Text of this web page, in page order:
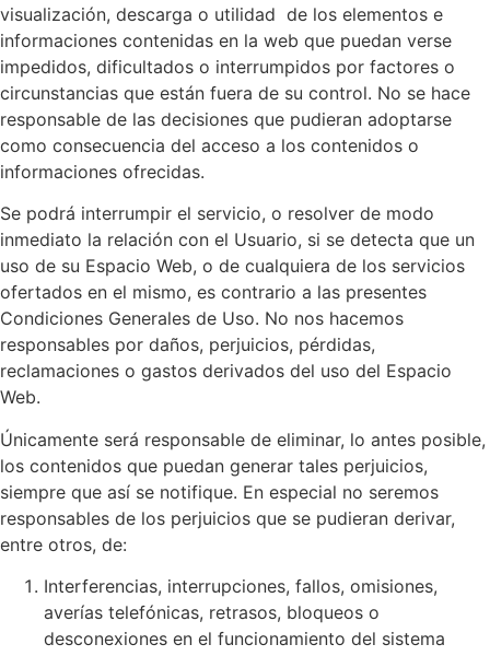
visualización, descarga o utilidad de los elementos e
informaciones contenidas en la web que puedan verse
impedidos, dificultados o interrumpidos por factores o
circunstancias que están fuera de su control. No se hace
responsable de las decisiones que pudieran adoptarse
como consecuencia del acceso a los contenidos o
informaciones ofrecidas.
Se podrá interrumpir el servicio, o resolver de modo
inmediato la relación con el Usuario, si se detecta que un
uso de su Espacio Web, o de cualquiera de los servicios
ofertados en el mismo, es contrario a las presentes
Condiciones Generales de Uso. No nos hacemos
responsables por daños, perjuicios, pérdidas,
reclamaciones o gastos derivados del uso del Espacio
Web.
Únicamente será responsable de eliminar, lo antes posible,
los contenidos que puedan generar tales perjuicios,
siempre que así se notifique. En especial no seremos
responsables de los perjuicios que se pudieran derivar,
entre otros, de:
Interferencias, interrupciones, fallos, omisiones,
averías telefónicas, retrasos, bloqueos o
desconexiones en el funcionamiento del sistema